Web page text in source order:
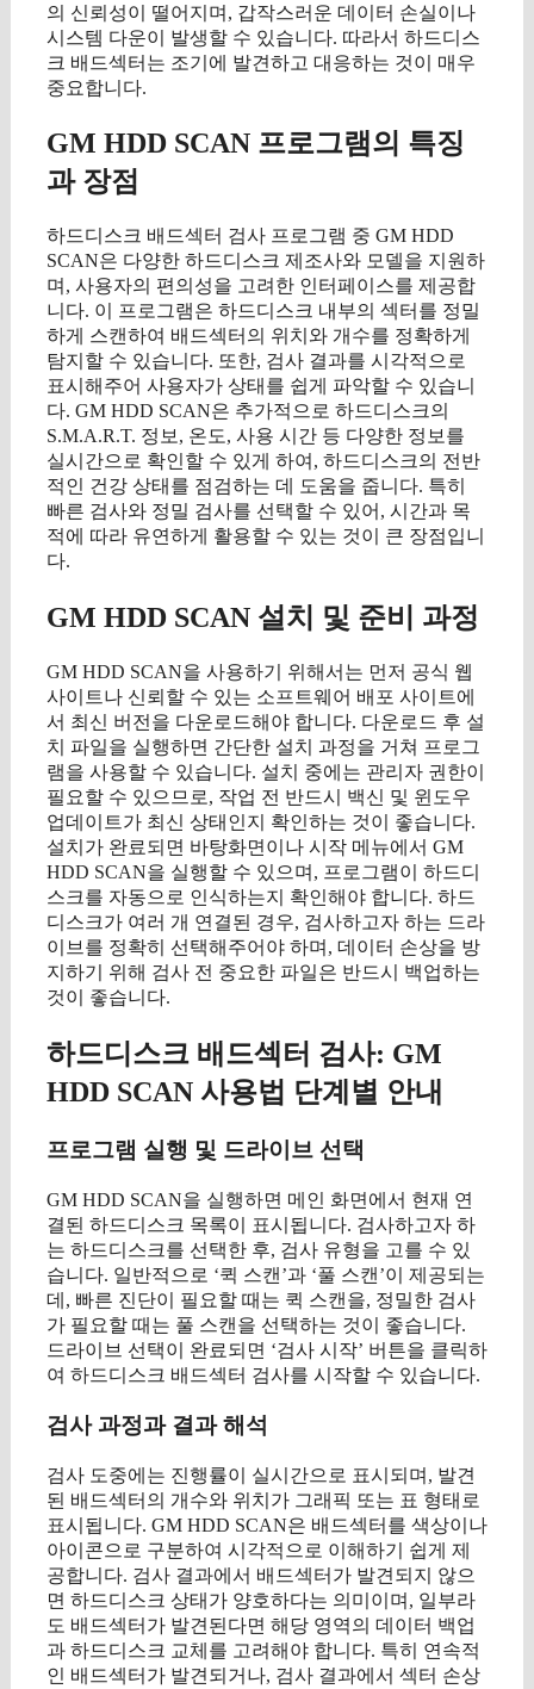
의 신뢰성이 떨어지며, 갑작스러운 데이터 손실이나
시스템 다운이 발생할 수 있습니다. 따라서 하드디스
크 배드섹터는 조기에 발견하고 대응하는 것이 매우
중요합니다.
GM HDD SCAN 프로그램의 특징
과 장점
하드디스크 배드섹터 검사 프로그램 중 GM HDD
SCAN은 다양한 하드디스크 제조사와 모델을 지원하
며, 사용자의 편의성을 고려한 인터페이스를 제공합
니다. 이 프로그램은 하드디스크 내부의 섹터를 정밀
하게 스캔하여 배드섹터의 위치와 개수를 정확하게
탐지할 수 있습니다. 또한, 검사 결과를 시각적으로
표시해주어 사용자가 상태를 쉽게 파악할 수 있습니
다. GM HDD SCAN은 추가적으로 하드디스크의
S.M.A.R.T. 정보, 온도, 사용 시간 등 다양한 정보를
실시간으로 확인할 수 있게 하여, 하드디스크의 전반
적인 건강 상태를 점검하는 데 도움을 줍니다. 특히
빠른 검사와 정밀 검사를 선택할 수 있어, 시간과 목
적에 따라 유연하게 활용할 수 있는 것이 큰 장점입니
다.
GM HDD SCAN 설치 및 준비 과정
GM HDD SCAN을 사용하기 위해서는 먼저 공식 웹
사이트나 신뢰할 수 있는 소프트웨어 배포 사이트에
서 최신 버전을 다운로드해야 합니다. 다운로드 후 설
치 파일을 실행하면 간단한 설치 과정을 거쳐 프로그
램을 사용할 수 있습니다. 설치 중에는 관리자 권한이
필요할 수 있으므로, 작업 전 반드시 백신 및 윈도우
업데이트가 최신 상태인지 확인하는 것이 좋습니다.
설치가 완료되면 바탕화면이나 시작 메뉴에서 GM
HDD SCAN을 실행할 수 있으며, 프로그램이 하드디
스크를 자동으로 인식하는지 확인해야 합니다. 하드
디스크가 여러 개 연결된 경우, 검사하고자 하는 드라
이브를 정확히 선택해주어야 하며, 데이터 손상을 방
지하기 위해 검사 전 중요한 파일은 반드시 백업하는
것이 좋습니다.
하드디스크 배드섹터 검사: GM
HDD SCAN 사용법 단계별 안내
프로그램 실행 및 드라이브 선택
GM HDD SCAN을 실행하면 메인 화면에서 현재 연
결된 하드디스크 목록이 표시됩니다. 검사하고자 하
는 하드디스크를 선택한 후, 검사 유형을 고를 수 있
습니다. 일반적으로 ‘퀵 스캔’과 ‘풀 스캔’이 제공되는
데, 빠른 진단이 필요할 때는 퀵 스캔을, 정밀한 검사
가 필요할 때는 풀 스캔을 선택하는 것이 좋습니다.
드라이브 선택이 완료되면 ‘검사 시작’ 버튼을 클릭하
여 하드디스크 배드섹터 검사를 시작할 수 있습니다.
검사 과정과 결과 해석
검사 도중에는 진행률이 실시간으로 표시되며, 발견
된 배드섹터의 개수와 위치가 그래픽 또는 표 형태로
표시됩니다. GM HDD SCAN은 배드섹터를 색상이나
아이콘으로 구분하여 시각적으로 이해하기 쉽게 제
공합니다. 검사 결과에서 배드섹터가 발견되지 않으
면 하드디스크 상태가 양호하다는 의미이며, 일부라
도 배드섹터가 발견된다면 해당 영역의 데이터 백업
과 하드디스크 교체를 고려해야 합니다. 특히 연속적
인 배드섹터가 발견되거나, 검사 결과에서 섹터 손상